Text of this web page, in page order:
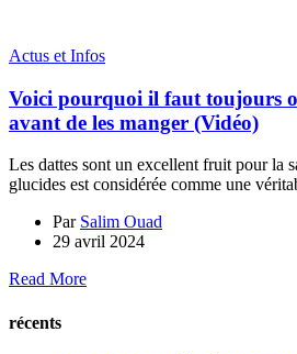
Actus et Infos
Voici pourquoi il faut toujours
avant de les manger (Vidéo)
Les dattes sont un excellent fruit pour la
glucides est considérée comme une
Par Salim Ouad
29 avril 2024
Read More
récents